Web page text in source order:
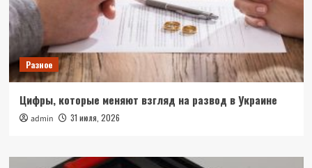
Разное
Цифры, которые меняют взгляд на развод в Украине
admin 31 июля, 2026